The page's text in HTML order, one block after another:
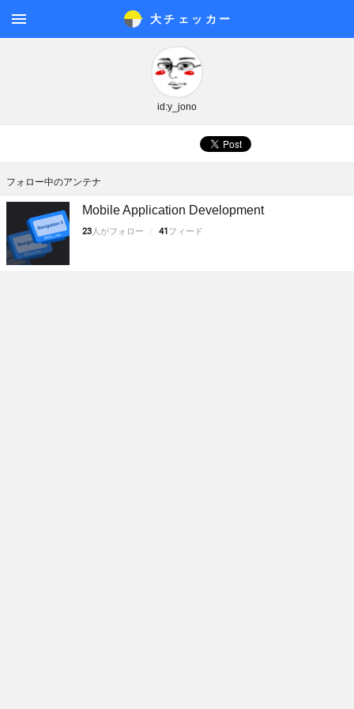
大チェッカ ー
メニ
id:y_jono
フォロー中のアンテナ
Mobile Application Development
23 人がフォロー 41フィード